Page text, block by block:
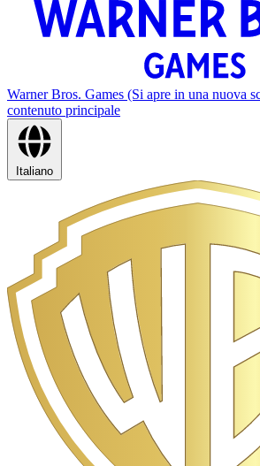
Warner Bros. Games (Si apre in una nuova
contenuto principale
Italiano